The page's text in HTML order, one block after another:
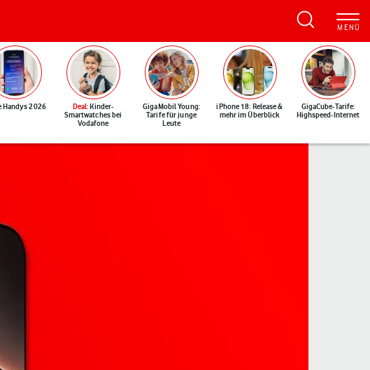
Handys 2026 Deal: Kinder-
Smartwatches bei
Vodafone
GigaMobil Young:
Tarife für junge
Leute
iPhone 18: Release &
mehr im Überblick
GigaCube-Tarife:
Highspeed-Internet